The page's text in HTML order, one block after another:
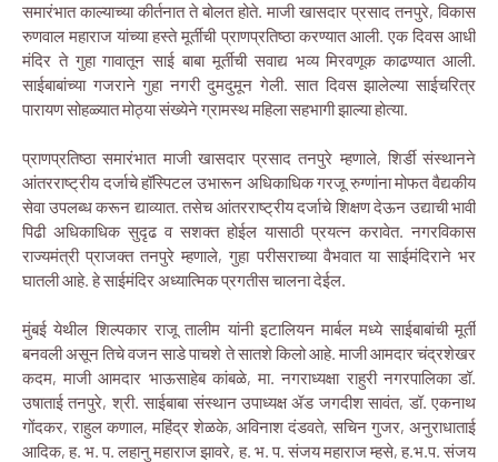
समारंभात काल्याच्या कीर्तनात ते बोलत होते. माजी खासदार प्रसाद तनपुरे, विकास
रुणवाल महाराज यांच्या हस्ते मूर्तीची प्राणप्रतिष्ठा करण्यात आली. एक दिवस आधी
मंदिर ते गुहा गावातून साई बाबा मूर्तीची सवाद्य भव्य मिरवणूक काढण्यात आली.
साईबाबांच्या गजराने गुहा नगरी दुमदुमून गेली. सात दिवस झालेल्या साईचरित्र
पारायण सोहळ्यात मोठ्या संख्येने ग्रामस्थ महिला सहभागी झाल्या होत्या.
प्राणप्रतिष्ठा समारंभात माजी खासदार प्रसाद तनपुरे म्हणाले, शिर्डी संस्थानने
आंतरराष्ट्रीय दर्जाचे हॉस्पिटल उभारून अधिकाधिक गरजू रुग्णांना मोफत वैद्यकीय
सेवा उपलब्ध करून द्याव्यात. तसेच आंतरराष्ट्रीय दर्जाचे शिक्षण देऊन उद्याची भावी
पिढी अधिकाधिक सुदृढ व सशक्त होईल यासाठी प्रयत्न करावेत. नगरविकास
राज्यमंत्री प्राजक्त तनपुरे म्हणाले, गुहा परीसराच्या वैभवात या साईमंदिराने भर
घातली आहे. हे साईमंदिर अध्यात्मिक प्रगतीस चालना देईल.
मुंबई येथील शिल्पकार राजू तालीम यांनी इटालियन मार्बल मध्ये साईबाबांची मूर्ती
बनवली असून तिचे वजन साडे पाचशे ते सातशे किलो आहे. माजी आमदार चंद्रशेखर
कदम, माजी आमदार भाऊसाहेब कांबळे, मा. नगराध्यक्षा राहुरी नगरपालिका डॉ.
उषाताई तनपुरे, श्री. साईबाबा संस्थान उपाध्यक्ष ॲड जगदीश सावंत, डॉ. एकनाथ
गोंदकर, राहुल कणाल, महिंद्र शेळके, अविनाश दंडवते, सचिन गुजर, अनुराधाताई
आदिक, ह. भ. प. लहानु महाराज झावरे, ह. भ. प. संजय महाराज म्हसे, ह.भ.प. संजय